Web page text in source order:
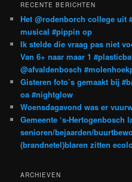
RECENTE BERICHTEN
Het @rodenborch college uit
musical #pippin op
Ik stelde die vraag pas niet
Van 6+ naar maar 1
@afvaldenbosch
Gisteren foto’s gemaakt bij
oa #nightglow
Woensdagavond was er
Gemeente ‘s-Hertogenbosch
senioren/bejaarden/
(brandnetel)blaren zitten
ARCHIEVEN